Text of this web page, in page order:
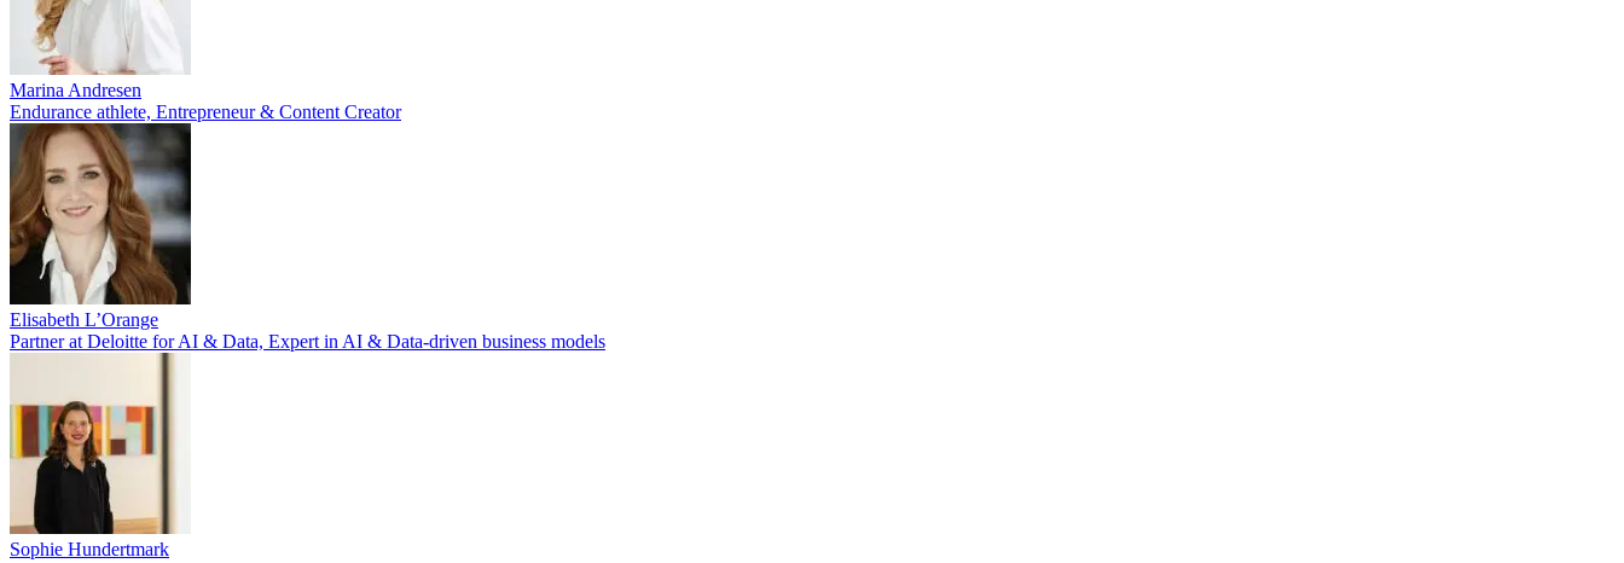
Marina Andresen
Endurance athlete, Entrepreneur & Content Creator
Elisabeth L’Orange
Partner at Deloitte for AI & Data, Expert in AI & Data-driven business models
Sophie Hundertmark